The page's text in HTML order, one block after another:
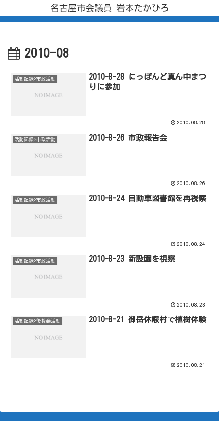
名古屋市会議員 岩本たかひろ
2010-08
活動記録>市政活動
2010-8-28 にっぽんど真ん中まつ
りに参加
2010.08.28
活動記録>市政活動 2010-8-26 市政報告会
2010.08.26
活動記録>市政活動 2010-8-24 自動車図書館を再視察
2010.08.24
活動記録>市政活動 2010-8-23 新設園を視察
2010.08.23
活動記録>後援会活動 2010-8-21 御岳休暇村で植樹体験
2010.08.21